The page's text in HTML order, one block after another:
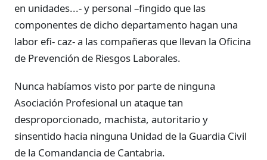
en unidades...- y personal –fingido que las
componentes de dicho departamento hagan una
labor efi- caz- a las compañeras que llevan la Oficina
de Prevención de Riesgos Laborales.
Nunca habíamos visto por parte de ninguna
Asociación Profesional un ataque tan
desproporcionado, machista, autoritario y
sinsentido hacia ninguna Unidad de la Guardia Civil
de la Comandancia de Cantabria.